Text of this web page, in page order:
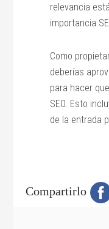
relevancia
importancia
Como
deberías
para hacer
SEO. Esto
de la entrada
Compartirlo